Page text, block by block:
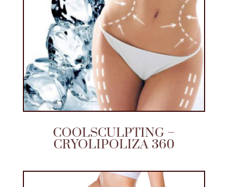
COOLSCULPTING –
CRYOLIPOLIZA 360